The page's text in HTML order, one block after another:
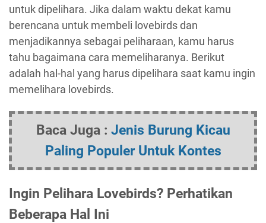
untuk dipelihara. Jika dalam waktu dekat kamu
berencana untuk membeli lovebirds dan
menjadikannya sebagai peliharaan, kamu harus
tahu bagaimana cara memeliharanya. Berikut
adalah hal-hal yang harus dipelihara saat kamu ingin
memelihara lovebirds.
Baca Juga : Jenis Burung Kicau
Paling Populer Untuk Kontes
Ingin Pelihara Lovebirds? Perhatikan
Beberapa Hal Ini